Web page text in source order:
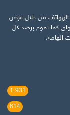
الهواتف من خلال عرض
كما نقوم برصد كل
الهامة.
1٬931
614